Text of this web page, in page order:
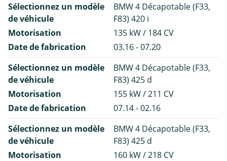
Sélectionnez un modèle
de véhicule
BMW 4 Décapotable (F33,
F83) 420 i
Motorisation
135 kW / 184 CV
Date de fabrication
03.16 - 07.20
Sélectionnez un modèle
de véhicule
BMW 4 Décapotable (F33,
F83) 425 d
Motorisation
155 kW / 211 CV
Date de fabrication
07.14 - 02.16
Sélectionnez un modèle
de véhicule
BMW 4 Décapotable (F33,
F83) 425 d
Motorisation
160 kW / 218 CV